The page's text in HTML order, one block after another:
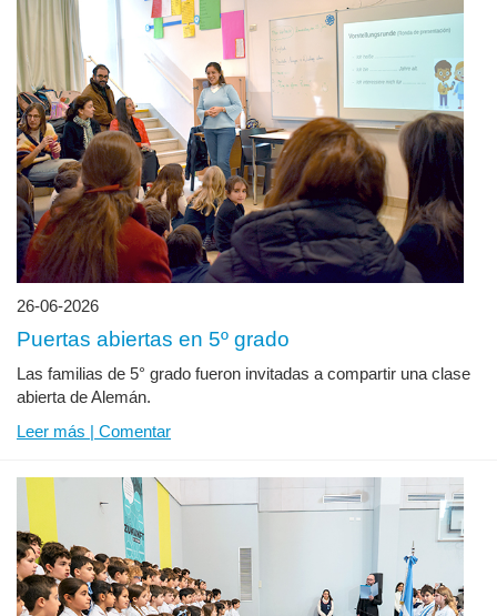
26-06-2026
Puertas abiertas en 5º grado
Las familias de 5° grado fueron invitadas a compartir una clase
abierta de Alemán.
Leer más | Comentar